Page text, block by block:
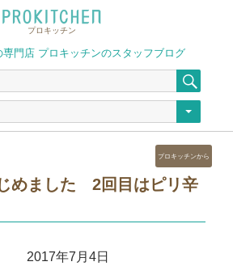
プロキッチン
門店 プロキッチンのスタッフブログ
索
めました 2回目はピリ辛
2017年7月4日
カ
テ
ゴ
ー
プロキッチンから